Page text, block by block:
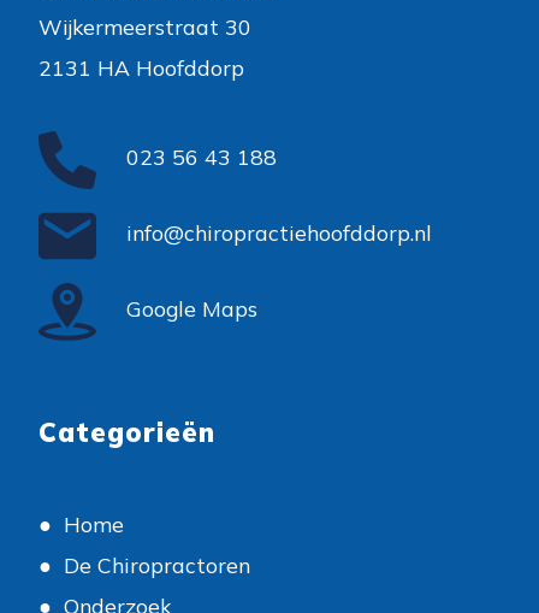
Wijkermeerstraat 30
2131 HA Hoofddorp
023 56 43 188
info@chiropractiehoofddorp.nl
Google Maps
Categorieën
Home
De Chiropractoren
Onderzoek